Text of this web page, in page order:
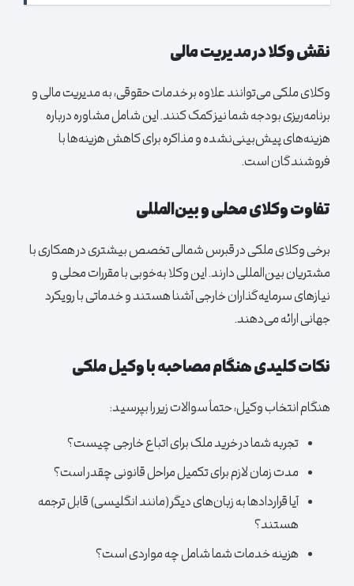
نقش وکلا در مدیریت مالی
وکلای ملکی می‌توانند علاوه بر خدمات حقوقی، به مدیریت مالی و
برنامه‌ریزی بودجه شما نیز کمک کنند. این شامل مشاوره درباره
هزینه‌های پیش‌بینی‌نشده و مذاکره برای کاهش هزینه‌ها با
فروشندگان است.
تفاوت وکلای محلی و بین‌المللی
برخی وکلای ملکی در قبرس شمالی تخصص بیشتری در همکاری با
مشتریان بین‌المللی دارند. این وکلا به‌خوبی با مقررات محلی و
نیازهای سرمایه‌گذاران خارجی آشنا هستند و خدماتی با رویکرد
جهانی ارائه می‌دهند.
نکات کلیدی هنگام مصاحبه با وکیل ملکی
هنگام انتخاب وکیل، حتماً سوالات زیر را بپرسید:
تجربه شما در خرید ملک برای اتباع خارجی چیست؟
مدت زمان لازم برای تکمیل مراحل قانونی چقدر است؟
آیا قراردادها به زبان‌های دیگر (مانند انگلیسی) قابل ترجمه
هستند؟
هزینه خدمات شما شامل چه مواردی است؟